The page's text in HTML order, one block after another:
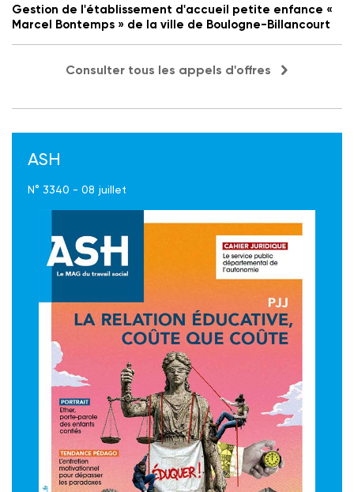
Gestion de l'établissement d'accueil petite enfance «
Marcel Bontemps » de la ville de Boulogne-Billancourt
Consulter tous les appels d'offres
ASH
N° 3340 - 08 juillet